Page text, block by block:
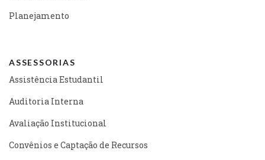
Planejamento
ASSESSORIAS
Assistência Estudantil
Auditoria Interna
Avaliação Institucional
Convênios e Captação de Recursos